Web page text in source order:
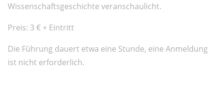
Wissenschaftsgeschichte veranschaulicht.
Preis: 3 € + Eintritt
Die Führung dauert etwa eine Stunde, eine Anmeldung
ist nicht erforderlich.